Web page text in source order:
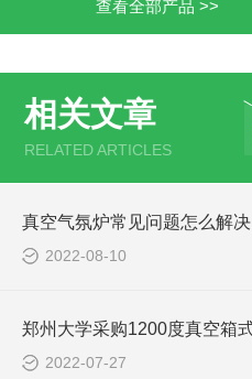
查看全部产品 >>
相关文章
RELATED ARTICLES
真空气氛炉常见问题怎么解决
2022-08-10
2022-07-27